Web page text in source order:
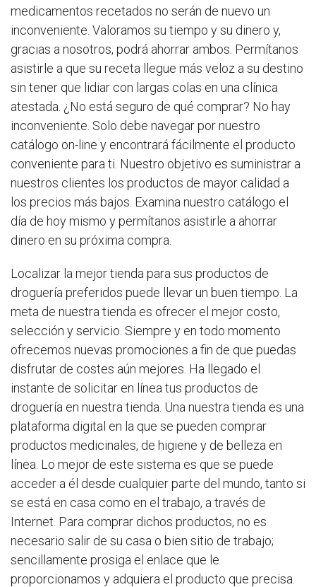
medicamentos recetados no serán de nuevo un
inconveniente. Valoramos su tiempo y su dinero y,
gracias a nosotros, podrá ahorrar ambos. Permítanos
asistirle a que su receta llegue más veloz a su destino
sin tener que lidiar con largas colas en una clínica
atestada. ¿No está seguro de qué comprar? No hay
inconveniente. Solo debe navegar por nuestro
catálogo on-line y encontrará fácilmente el producto
conveniente para ti. Nuestro objetivo es suministrar a
nuestros clientes los productos de mayor calidad a
los precios más bajos. Examina nuestro catálogo el
día de hoy mismo y permítanos asistirle a ahorrar
dinero en su próxima compra.
Localizar la mejor tienda para sus productos de
droguería preferidos puede llevar un buen tiempo. La
meta de nuestra tienda es ofrecer el mejor costo,
selección y servicio. Siempre y en todo momento
ofrecemos nuevas promociones a fin de que puedas
disfrutar de costes aún mejores. Ha llegado el
instante de solicitar en línea tus productos de
droguería en nuestra tienda. Una nuestra tienda es una
plataforma digital en la que se pueden comprar
productos medicinales, de higiene y de belleza en
línea. Lo mejor de este sistema es que se puede
acceder a él desde cualquier parte del mundo, tanto si
se está en casa como en el trabajo, a través de
Internet. Para comprar dichos productos, no es
necesario salir de su casa o bien sitio de trabajo;
sencillamente prosiga el enlace que le
proporcionamos y adquiera el producto que precisa.